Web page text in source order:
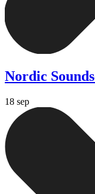
Nordic
18 sep